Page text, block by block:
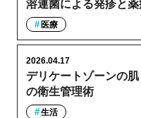
溶連菌による発疹と
医療
デリケートゾーンの
の衛生管理術
2026.04.17
生活